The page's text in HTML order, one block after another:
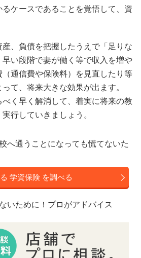
ケースであることを覚悟して、資
、負債を把握したうえで「足りな
い段階で妻が働く等で収入を増や
（通信費や保険料）を見直したり等
て、将来大きな効果が出ます。
べく早く解消して、着実に将来の教
行していきましょう。
へ通うことになっても慌てないた
学資保険 を調べる
いために！プロがアドバイス